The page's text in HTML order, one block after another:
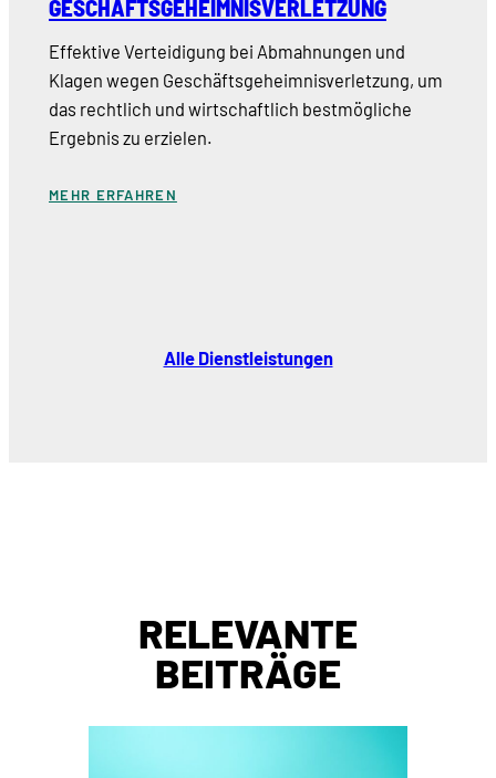
GESCHÄFTSGEHEIMNISVERLETZUNG
Effektive Verteidigung bei Abmahnungen und
Klagen wegen Geschäftsgeheimnisverletzung, um
das rechtlich und wirtschaftlich bestmögliche
Ergebnis zu erzielen.
MEHR ERFAHREN
Alle Dienstleistungen
RELEVANTE
BEITRÄGE